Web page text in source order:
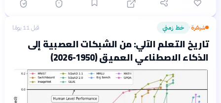
شيفرة› خط زمني قبل 11 يومًا
تاريخ التعلم الآلي: من الشبكات العصبية إلى
الذكاء الاصطناعي العميق (1950-2026)